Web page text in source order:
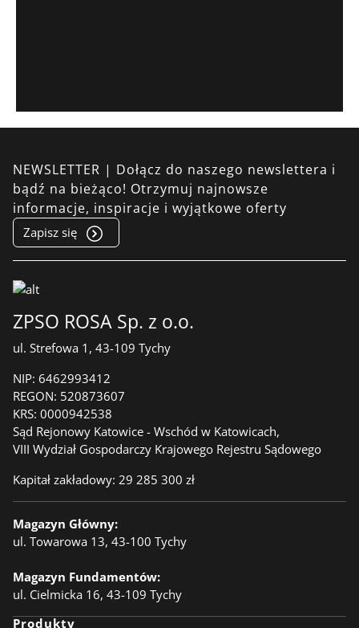
NEWSLETTER | Dołącz do naszego newslettera i
bądź na bieżąco! Otrzymuj najnowsze
informacje, inspiracje i wyjątkowe oferty
Zapisz się
ZPSO ROSA Sp. z o.o.
ul. Strefowa 1, 43-109 Tychy
NIP: 6462993412
REGON: 520873607
KRS: 0000942538
Sąd Rejonowy Katowice - Wschód w Katowicach,
VIII Wydział Gospodarczy Krajowego Rejestru Sądowego
Kapitał zakładowy: 29 285 300 zł
Magazyn Główny:
ul. Towarowa 13, 43-100 Tychy
Magazyn Fundamentów:
ul. Cielmicka 16, 43-109 Tychy
Produkty